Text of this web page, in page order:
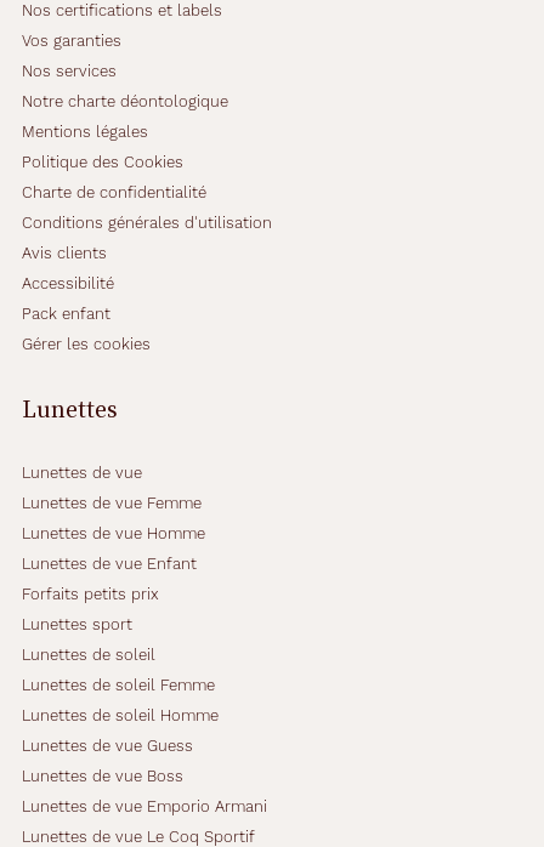
Nos certifications et labels
Vos garanties
Nos services
Notre charte déontologique
Mentions légales
Politique des Cookies
Charte de confidentialité
Conditions générales d'utilisation
Avis clients
Accessibilité
Pack enfant
Gérer les cookies
Lunettes
Lunettes de vue
Lunettes de vue Femme
Lunettes de vue Homme
Lunettes de vue Enfant
Forfaits petits prix
Lunettes sport
Lunettes de soleil
Lunettes de soleil Femme
Lunettes de soleil Homme
Lunettes de vue Guess
Lunettes de vue Boss
Lunettes de vue Emporio Armani
Lunettes de vue Le Coq Sportif